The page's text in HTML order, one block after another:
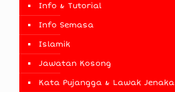
Info & Tutorial
Info Semasa
Islamik
Jawatan Kosong
Kata Pujangga & Lawak Jenaka